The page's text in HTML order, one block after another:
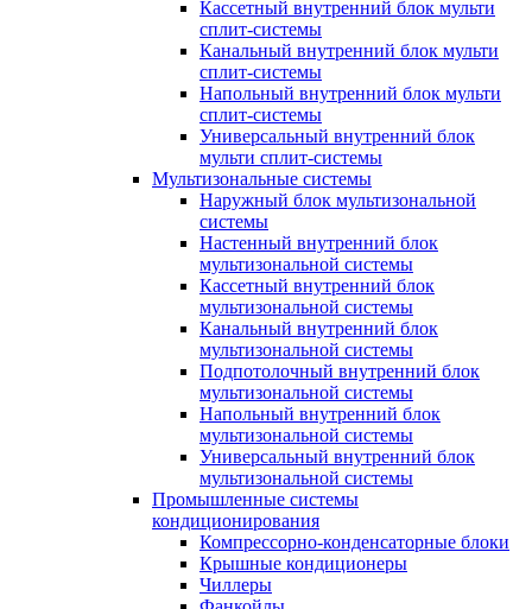
Кассетный внутренний блок мульти
сплит-системы
Канальный внутренний блок мульти
сплит-системы
Напольный внутренний блок мульти
сплит-системы
Универсальный внутренний блок
мульти сплит-системы
Мультизональные системы
Наружный блок мультизональной
системы
Настенный внутренний блок
мультизональной системы
Кассетный внутренний блок
мультизональной системы
Канальный внутренний блок
мультизональной системы
Подпотолочный внутренний блок
мультизональной системы
Напольный внутренний блок
мультизональной системы
Универсальный внутренний блок
мультизональной системы
Промышленные системы
кондиционирования
Компрессорно-конденсаторные блоки
Крышные кондиционеры
Чиллеры